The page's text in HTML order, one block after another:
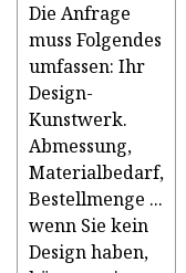
Die Anfrage
muss Folgendes
umfassen: Ihr
Design-
Kunstwerk.
Abmessung,
Materialbedarf,
Bestellmenge ...
wenn Sie kein
Design haben,